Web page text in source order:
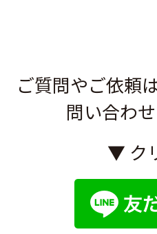
ご質問やご依頼は
問い合わせ
▼ ク